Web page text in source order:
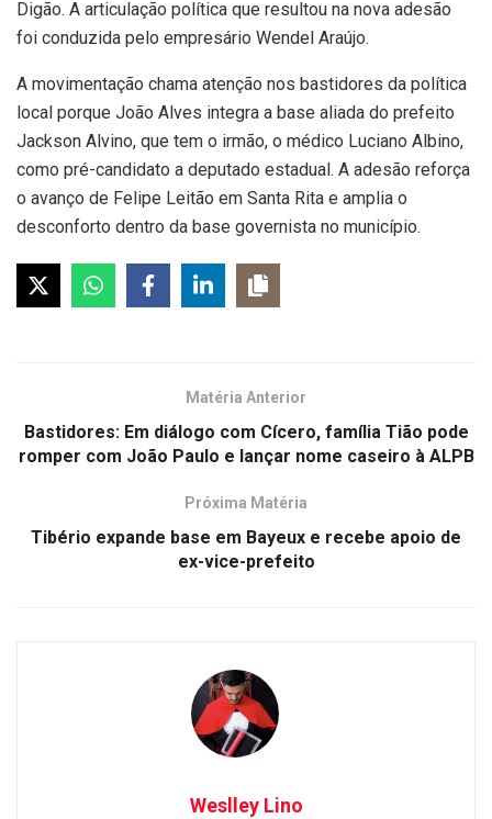
Digão. A articulação política que resultou na nova adesão
foi conduzida pelo empresário Wendel Araújo.
A movimentação chama atenção nos bastidores da política
local porque João Alves integra a base aliada do prefeito
Jackson Alvino, que tem o irmão, o médico Luciano Albino,
como pré-candidato a deputado estadual. A adesão reforça
o avanço de Felipe Leitão em Santa Rita e amplia o
desconforto dentro da base governista no município.
Matéria Anterior
Bastidores: Em diálogo com Cícero, família Tião pode
romper com João Paulo e lançar nome caseiro à ALPB
Próxima Matéria
Tibério expande base em Bayeux e recebe apoio de
ex-vice-prefeito
Weslley Lino